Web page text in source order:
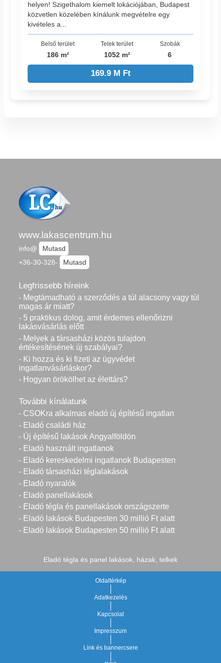
helyen! Szigethalom kiemelt lokációjában, Budapest
közvetlen közelében kínálunk megvételre egy
kivételes a...
Belső terület
186 m²
Telek terület
1052 m²
Szobák
6
169.9 M Ft
www.lakascentrum.hu
info@
Mutasd
+36-30-328-
Mutasd
Legfrissebb híreink
- Megtámadható a szerződés a túl alacsony vagy túl
magas ár miatt?
- 5 praktikus dolog, amit érdemes ellenőrizni
lakásvásárlás előtt
- Melyek a társasházi közös tulajdon
értékesítésének új szabályai?
- Ki hozza és ki fizeti az ügyvédet
ingatlanvásárláskor?
- Hogyan örökölhet az élettárs?
További kínálatunk
- CSOKra alkalmas eladó új építésű ingatlan
- Eladó családi ház
- Új építésű lakások Angyalföldön
- Eladó használt ingatlanok
- Eladó kereskedelmi ingatlanok Budapesten
- Eladó társasházi téglalakások
- Eladó nyaralók
- Eladó panellakások
- Eladó tégla és panellakások országszerte
- Eladó lakások Budapesten 30 millió Ft alatt
- Eladó lakások Budapesten 50 millió Ft alatt
Eladó tégla és panel lakások, házak, telkek
Oldaltérkép
Adatkezelés
Kapcsolat
Impresszum
Link és bannercsere